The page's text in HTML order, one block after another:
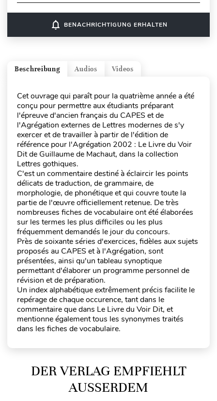
notifications_none BENACHRICHTIGUNG ERHALTEN
Videos
Audios
Beschreibung
Cet ouvrage qui paraît pour la quatrième année a été
conçu pour permettre aux étudiants préparant
l'épreuve d'ancien français du CAPES et de
l'Agrégation externes de Lettres modernes de s'y
exercer et de travailler à partir de l'édition de
référence pour l'Agrégation 2002 : Le Livre du Voir
Dit de Guillaume de Machaut, dans la collection
Lettres gothiques.
C'est un commentaire destiné à éclaircir les points
délicats de traduction, de grammaire, de
morphologie, de phonétique et qui couvre toute la
partie de l'œuvre officiellement retenue. De très
nombreuses fiches de vocabulaire ont été élaborées
sur les termes les plus difficiles ou les plus
fréquemment demandés le jour du concours.
Près de soixante séries d'exercices, fidèles aux sujets
proposés au CAPES et à l'Agrégation, sont
présentées, ainsi qu'un tableau synoptique
permettant d'élaborer un programme personnel de
révision et de préparation.
Un index alphabétique extrêmement précis facilite le
repérage de chaque occurence, tant dans le
commentaire que dans Le Livre du Voir Dit, et
mentionne également tous les synonymes traités
dans les fiches de vocabulaire.
DER VERLAG EMPFIEHLT
AUSSERDEM